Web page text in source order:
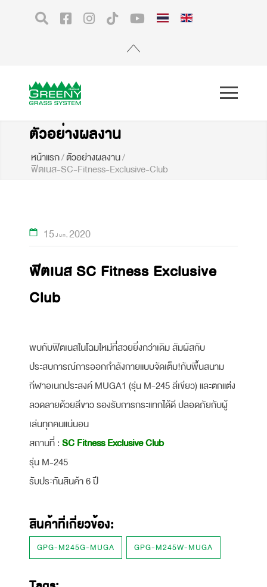
ตัวอย่างผลงาน
หน้าแรก/ตัวอย่างผลงาน/
ฟิตเนส-SC-Fitness-Exclusive-Club
15Jun 2020
ฟิตเนส SC Fitness Exclusive
Club
พบกับฟิตเนสในโฉมใหม่ที่สวยยิ่งกว่าเดิม สัมผัสกับ
ประสบการณ์การออกกำลังกายแบบจัดเต็ม!กับพื้นสนาม
กีฬาอเนกประสงค์ MUGA1 (รุ่น M-245 สีเขียว) และตกแต่ง
ลวดลายด้วยสีขาว รองรับการกระแทกได้ดี ปลอดภัยกับผู้
เล่นทุกคนแน่นอน
สถานที่ : SC Fitness Exclusive Club
รุ่น M-245
รับประกันสินค้า 6 ปี
สินค้าที่เกี่ยวข้อง:
GPG-M245G-MUGA GPG-M245W-MUGA